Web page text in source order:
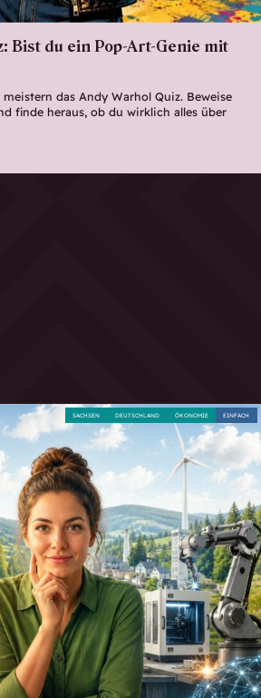
Bist du ein Pop-Art-Genie mit
das Andy Warhol Quiz. Beweise
finde heraus, ob du wirklich alles über
EINFACH
ÖKONOMIE
DEUTSCHLAND
SACHSEN